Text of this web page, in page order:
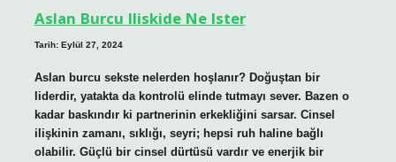
Aslan Burcu Iliskide Ne Ister
Tarih: Eylül 27, 2024
Aslan burcu sekste nelerden hoşlanır? Doğuştan bir
liderdir, yatakta da kontrolü elinde tutmayı sever. Bazen o
kadar baskındır ki partnerinin erkekliğini sarsar. Cinsel
ilişkinin zamanı, sıklığı, seyri; hepsi ruh haline bağlı
olabilir. Güçlü bir cinsel dürtüsü vardır ve enerjik bir